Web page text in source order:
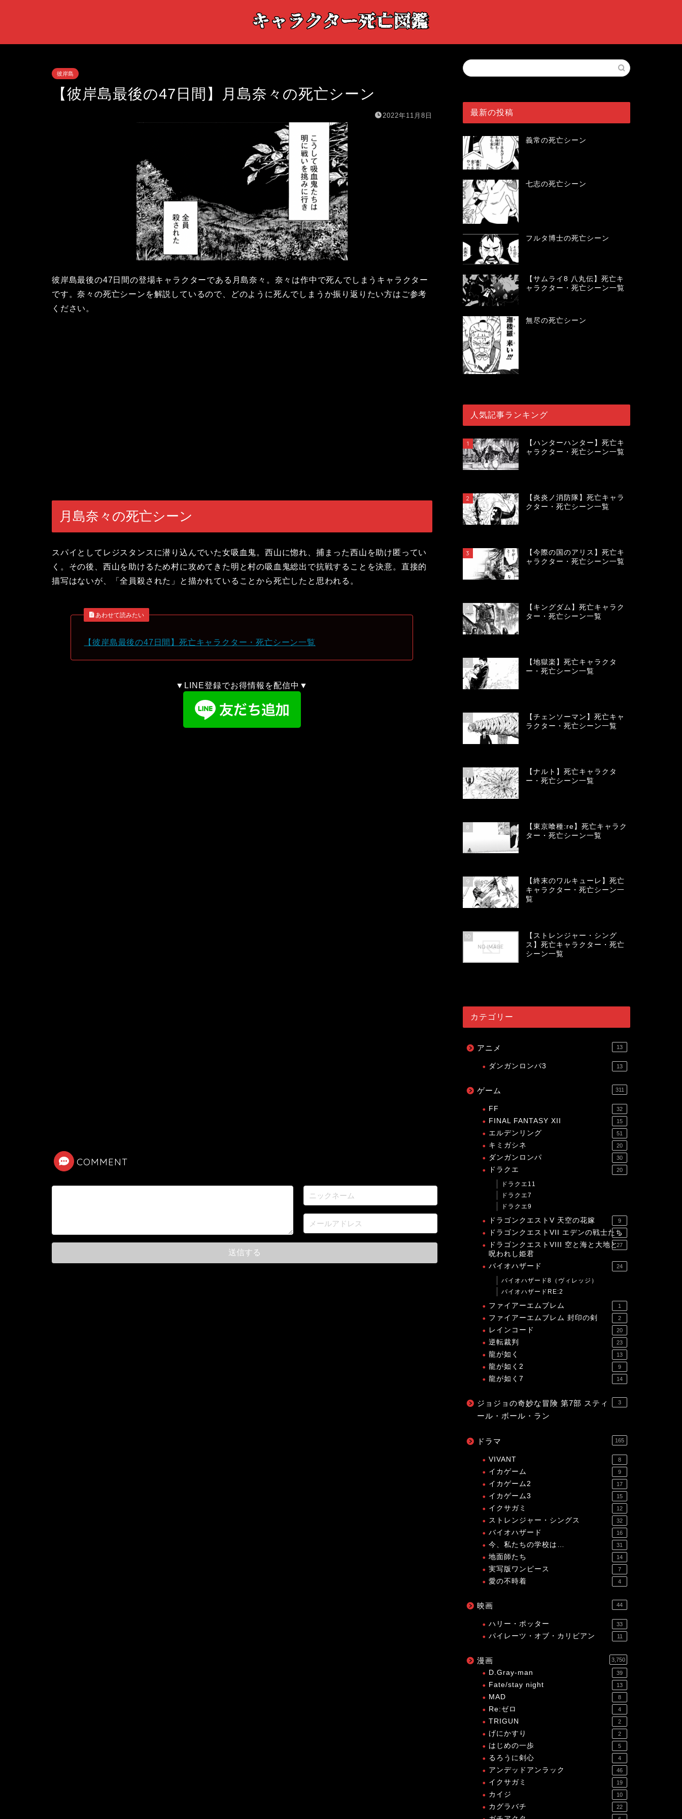
彼岸島
【彼岸島最後の47日間】月島奈々の死亡シーン
2022年11月8日
彼岸島最後の47日間の登場キャラクターである月島奈々。奈々は作中で死んでしまうキャラクター
です。奈々の死亡シーンを解説しているので、どのように死んでしまうか振り返りたい方はご参考
ください。
月島奈々の死亡シーン
スパイとしてレジスタンスに潜り込んでいた女吸血鬼。西山に惚れ、捕まった西山を助け匿ってい
く。その後、西山を助けるため村に攻めてきた明と村の吸血鬼総出で抗戦することを決意。直接的
描写はないが、「全員殺された」と描かれていることから死亡したと思われる。
あわせて読みたい
【彼岸島最後の47日間】死亡キャラクター・死亡シーン一覧
▼LINE登録でお得情報を配信中▼
COMMENT
最新の投稿
義常の死亡シーン
七志の死亡シーン
フルタ博士の死亡シーン
【サムライ8 八丸伝】死亡キ
ャラクター・死亡シーン一覧
無尽の死亡シーン
人気記事ランキング
1
【ハンターハンター】死亡キ
ャラクター・死亡シーン一覧
2
【炎炎ノ消防隊】死亡キャラ
クター・死亡シーン一覧
3
【今際の国のアリス】死亡キ
ャラクター・死亡シーン一覧
4
【キングダム】死亡キャラク
ター・死亡シーン一覧
5
【地獄楽】死亡キャラクタ
ー・死亡シーン一覧
6
【チェンソーマン】死亡キャ
ラクター・死亡シーン一覧
7
【ナルト】死亡キャラクタ
ー・死亡シーン一覧
8
【東京喰種:re】死亡キャラク
ター・死亡シーン一覧
9
【終末のワルキューレ】死亡
キャラクター・死亡シーン一
覧
10
【ストレンジャー・シング
ス】死亡キャラクター・死亡
シーン一覧
カテゴリー
アニメ 13
ダンガンロンパ3 13
ゲーム 311
FF 32
FINAL FANTASY XII 15
エルデンリング 51
キミガシネ 20
ダンガンロンパ 30
ドラクエ 20
ドラクエ11
ドラクエ7
ドラクエ9
ドラゴンクエストV 天空の花嫁 9
ドラゴンクエストVII エデンの戦士たち
1
ドラゴンクエストVIII 空と海と大地と
呪われし姫君
27
バイオハザード 24
バイオハザード8（ヴィレッジ）
バイオハザードRE:2
ファイアーエムブレム 1
ファイアーエムブレム 封印の剣 2
レインコード 20
逆転裁判 23
龍が如く 13
龍が如く2 9
龍が如く7 14
ジョジョの奇妙な冒険 第7部 スティ
ール・ボール・ラン
3
ドラマ 165
VIVANT 8
イカゲーム 9
イカゲーム2 17
イカゲーム3 15
イクサガミ 12
ストレンジャー・シングス 32
バイオハザード 16
今、私たちの学校は… 31
地面師たち 14
実写版ワンピース 7
愛の不時着 4
映画 44
ハリー・ポッター 33
パイレーツ・オブ・カリビアン 11
漫画 3,750
D.Gray-man 39
Fate/stay night 13
MAD 8
Re:ゼロ 4
TRIGUN 2
げにかすり 2
はじめの一歩 5
るろうに剣心 4
アンデッドアンラック 46
イクサガミ 19
カイジ 10
カグラバチ 22